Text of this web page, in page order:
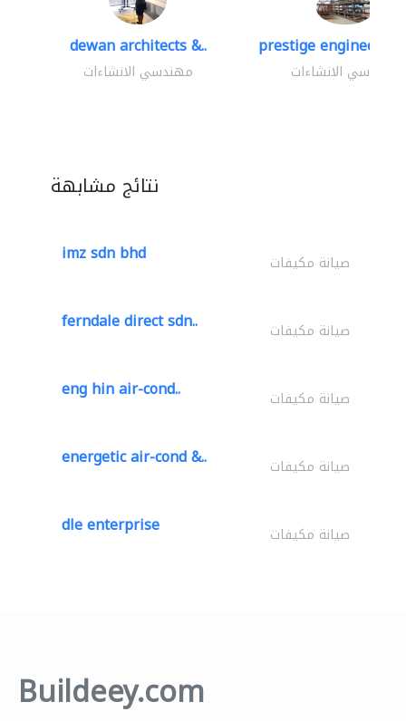
dewan architects &..
مهندسي الانشاءات
prestige
مهندسي الانشاءات
نتائج مشابهة
imz sdn bhd صيانة مكيفات
ferndale direct sdn.. صيانة مكيفات
eng hin air-cond.. صيانة مكيفات
energetic air-cond &.. صيانة مكيفات
dle enterprise صيانة مكيفات
Buildeey.com